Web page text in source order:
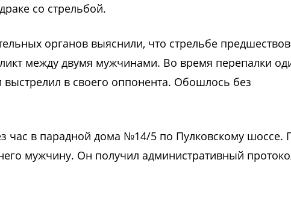
со стрельбой.
органов выяснили, что стрельбе
между двумя мужчинами. Во время перепалки
выстрелил в своего оппонента. Обошлось без
час в парадной дома №14/5 по Пулковскому шоссе.
мужчину. Он получил административный